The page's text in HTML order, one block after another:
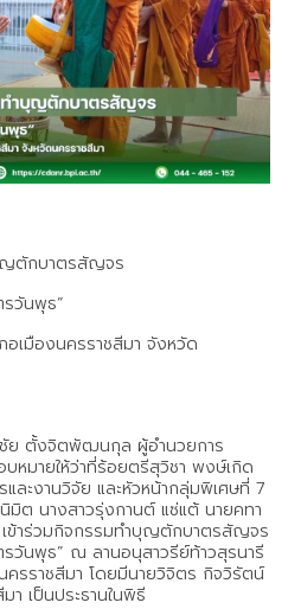
ญตักบาตรสัญจร
วันพุธ”
เมืองนครราชสีมา จังหวัด
ย ตั้งจิตพัฒนกุล ผู้อำนวยการ
หมายให้ว่าที่ร้อยตรีสุวิชา พงษ์เกิด
ละงานวิจัย และหัวหน้ากลุ่มพิเศษที่ 7
ต นางสาวรุ่งกานต์ แซ่แต้ นายคทา
เข้าร่วมกิจกรรมทำบุญตักบาตรสัญจร
วันพุธ” ณ ลานอนุสาวรีย์ท้าวสุรนารี
ครราชสีมา โดยมีนายวิจิตร กิจวิรัตน์
า เป็นประธานในพิธี